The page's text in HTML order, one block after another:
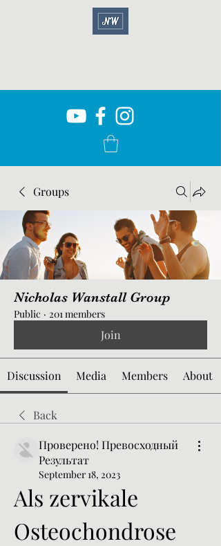
Groups
Nicholas Wanstall Group
Public · 201 members
Join
Discussion Media Members About
Back
Проверено! Превосходный
Результат
September 18, 2023
Als zervikale
Osteochondrose